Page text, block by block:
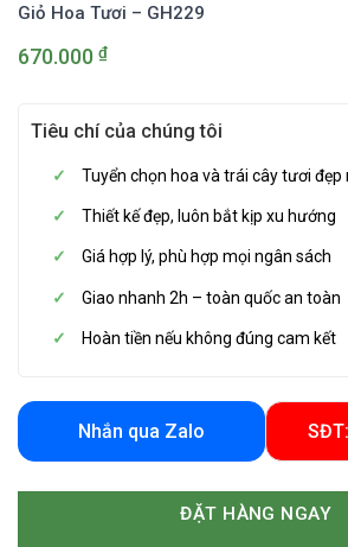
Giỏ Hoa Tươi – GH229
670.000 ₫
Tiêu chí của chúng tôi
Tuyển chọn hoa và trái cây tươi đẹp
Thiết kế đẹp, luôn bắt kịp xu hướng
Giá hợp lý, phù hợp mọi ngân sách
Giao nhanh 2h – toàn quốc an toàn
Hoàn tiền nếu không đúng cam kết
Nhắn qua Zalo
ĐẶT HÀNG NGAY